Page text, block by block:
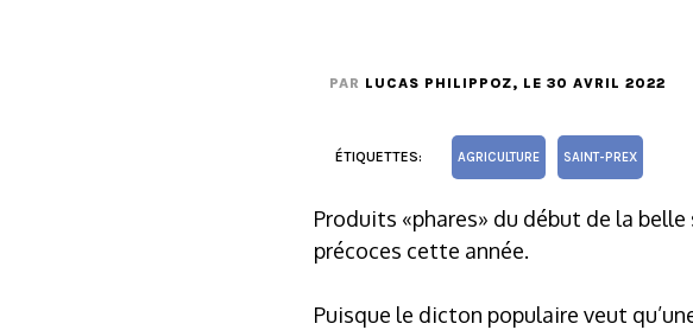
PAR LUCAS PHILIPPOZ, LE 30 AVRIL 2022
ÉTIQUETTES: AGRICULTURE SAINT-PREX
Produits «phares» du début de la
précoces cette année.
Puisque le dicton populaire veut